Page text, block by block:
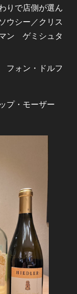
りで店側が選ん
ウシー／クリス
ン ゲミシュタ
ォン・ドルフ
プ・モーザー